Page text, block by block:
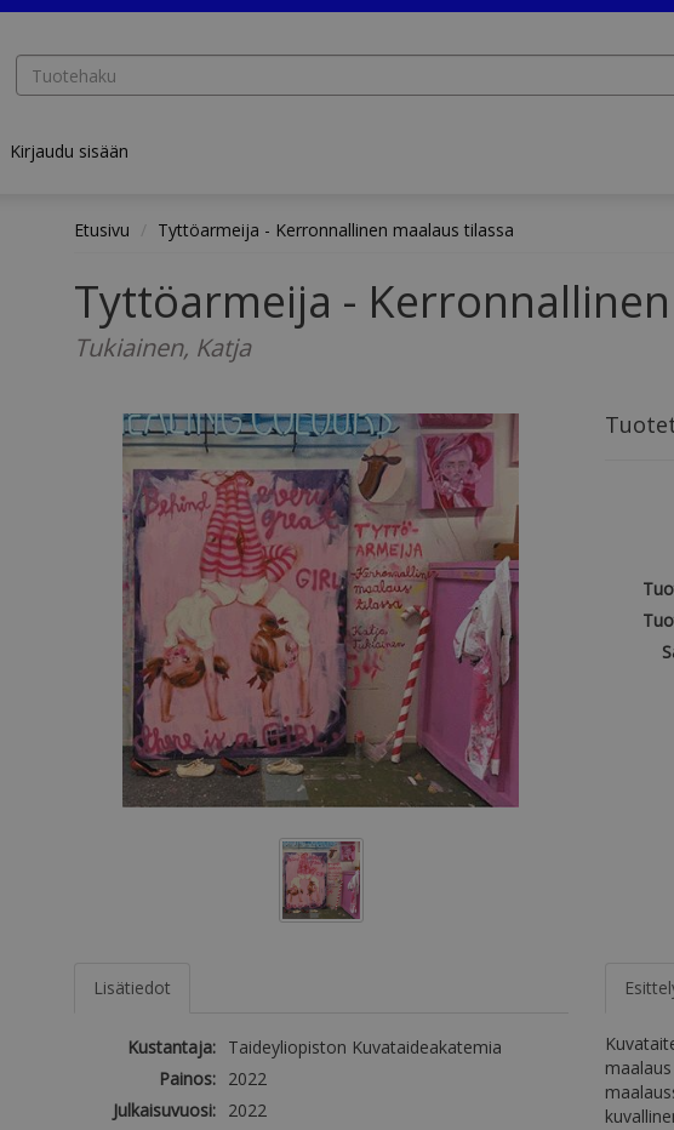
Kirjaudu sisään
Etusivu Tyttöarmeija - Kerronnallinen maalaus tilassa
Tyttöarmeija -
Tukiainen, Katja
Lisätiedot
Kustantaja:
Taideyliopiston Kuvataideakatemia
Painos:
2022
Julkaisuvuosi:
2022